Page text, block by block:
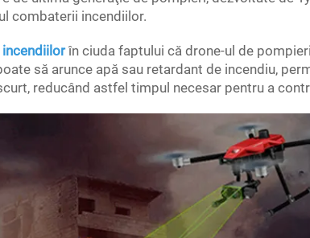
combaterii incendiilor.
incendiilorîn ciuda faptului că drone-ul de
să arunce apă sau retardant de incendiu,
reducând astfel timpul necesar pentru a